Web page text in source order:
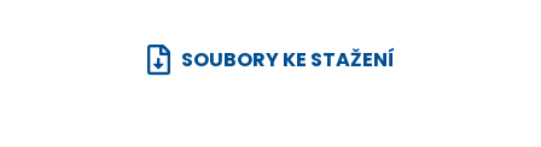
SOUBORY KE STAŽENÍ